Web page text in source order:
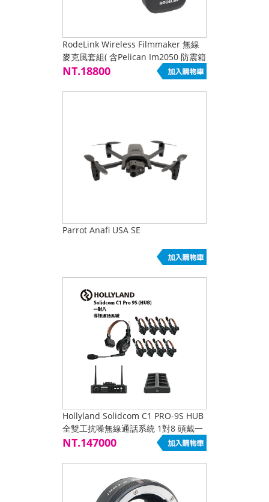
RodeLink Wireless Filmmaker 無線
麥克風套組( 含Pelican Im2050 防震箱
) 現貨熱買中
NT.18800
Parrot Anafi USA SE
Hollyland Solidcom C1 PRO-9S HUB
全雙工抗噪無線通話系統 1對8 頭戴一
體式耳麥 含基地台 公司貨 歡迎來電洽
NT.147000